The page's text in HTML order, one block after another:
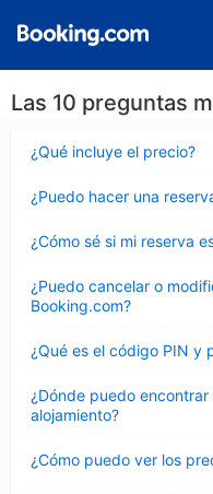
Las 10 preguntas
¿Qué incluye el precio?
cerrado
¿Puedo hacer una
cerrado
¿Cómo sé si mi reserva
cerrado
¿Puedo cancelar o
Booking.com?
cerrado
¿Qué es el código PIN y
cerrado
¿Dónde puedo
alojamiento?
cerrado
¿Cómo puedo ver los
cerrado